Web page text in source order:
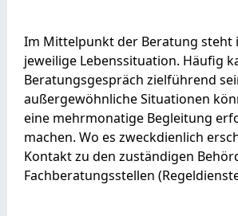
Im Mittelpunkt der Beratung steht
jeweilige Lebenssituation. Häufig
Beratungsgespräch zielführend
außergewöhnliche Situationen
eine mehrmonatige Begleitung
machen. Wo es zweckdienlich
Kontakt zu den zuständigen
Fachberatungsstellen